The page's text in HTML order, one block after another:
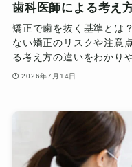
歯科医師による考え
矯正で歯を抜く基準とは
ない矯正のリスクや注意
る考え方の違いをわかり
2026年7月14日